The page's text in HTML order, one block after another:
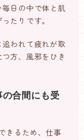
日の中で体と肌
たりです。
われて疲れが取
方、風邪をひき
合間にも受
きるため、仕事